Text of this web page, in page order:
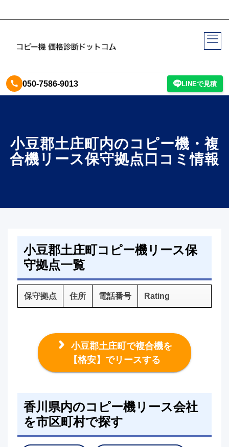
050-7586-9013 LINEで見積
小豆郡土庄町内のコピー機・複
合機リース保守拠点口コミ情報
小豆郡土庄町コピー機リース保
守拠点一覧
保守拠点 住所 電話番号 Rating
小豆郡土庄町で複合機を
【格安】でリースする
香川県内のコピー機リース会社
を市区町村で探す